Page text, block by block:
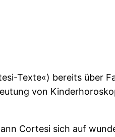
Texte«) bereits über
von
Cortesi sich auf